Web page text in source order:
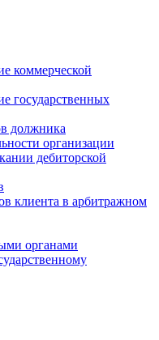
коммерческой
государственных
должника
организации
дебиторской
клиента в арбитражном
органами